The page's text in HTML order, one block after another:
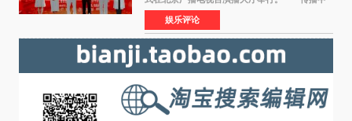
华优秀传统文化，弘扬纯正国风艺术，打造高规
格、高质感、正能量的文艺盛典，是璀璨中国年
矢志不渝的初心
娱乐评论